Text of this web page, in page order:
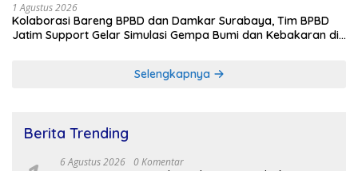
1 Agustus 2026
Kolaborasi Bareng BPBD dan Damkar Surabaya, Tim BPBD
Jatim Support Gelar Simulasi Gempa Bumi dan Kebakaran di
Selengkapnya
Berita Trending
6 Agustus 2026 0 Komentar